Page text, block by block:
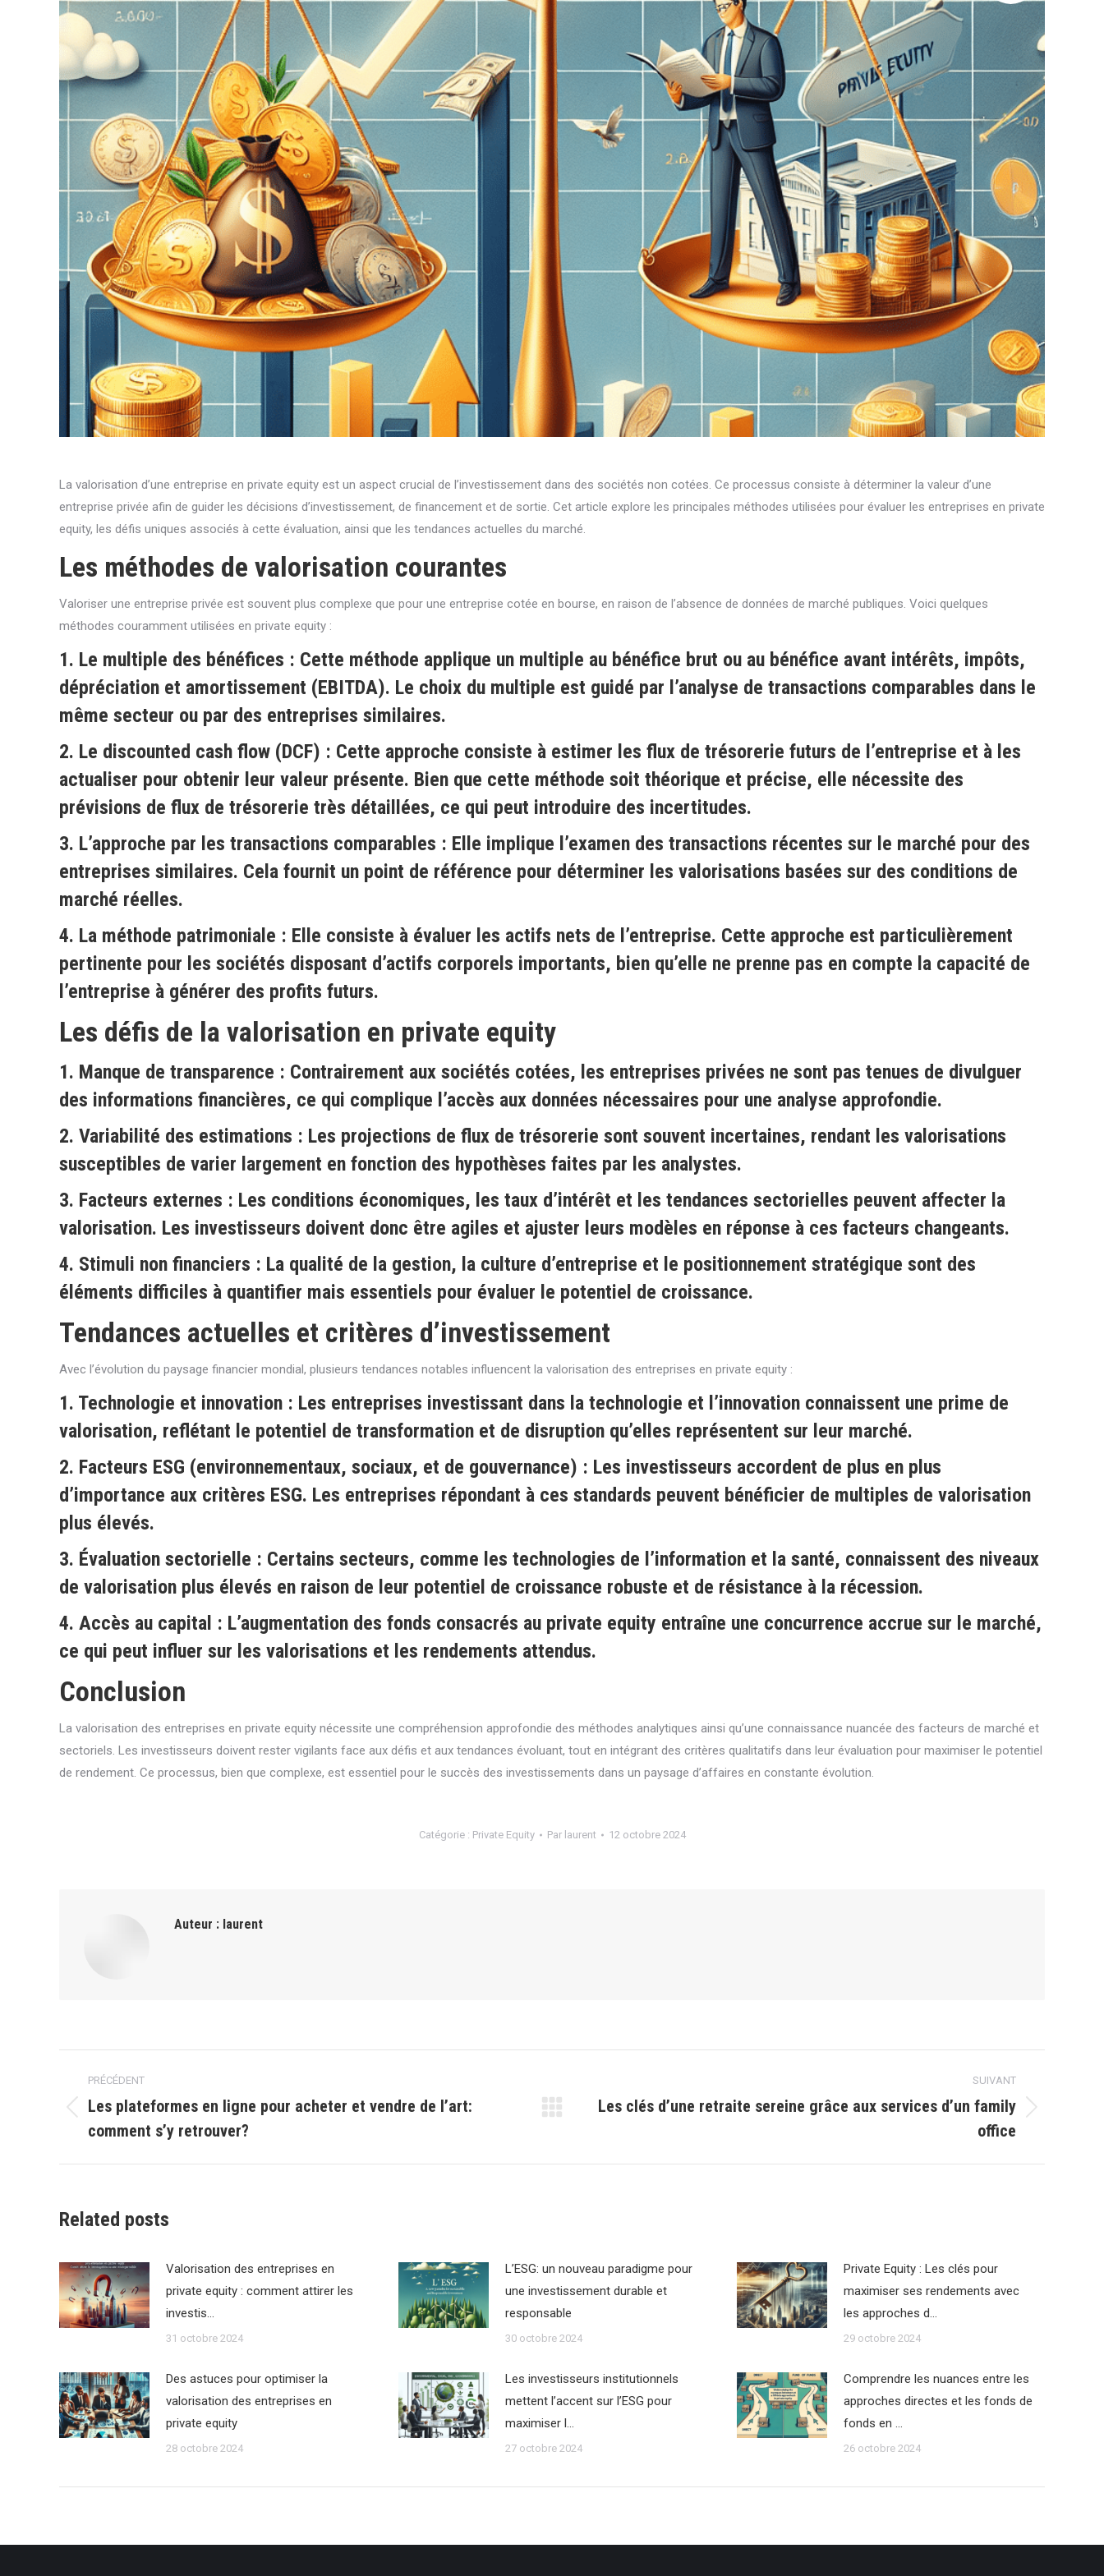
La valorisation d’une entreprise en private equity est un aspect crucial de l’investissement dans des sociétés non cotées. Ce processus consiste à déterminer la valeur d’une
entreprise privée afin de guider les décisions d’investissement, de financement et de sortie. Cet article explore les principales méthodes utilisées pour évaluer les entreprises en private
equity, les défis uniques associés à cette évaluation, ainsi que les tendances actuelles du marché.
Les méthodes de valorisation courantes
Valoriser une entreprise privée est souvent plus complexe que pour une entreprise cotée en bourse, en raison de l’absence de données de marché publiques. Voici quelques
méthodes couramment utilisées en private equity :
1. Le multiple des bénéfices : Cette méthode applique un multiple au bénéfice brut ou au bénéfice avant intérêts, impôts,
dépréciation et amortissement (EBITDA). Le choix du multiple est guidé par l’analyse de transactions comparables dans le
même secteur ou par des entreprises similaires.
2. Le discounted cash flow (DCF) : Cette approche consiste à estimer les flux de trésorerie futurs de l’entreprise et à les
actualiser pour obtenir leur valeur présente. Bien que cette méthode soit théorique et précise, elle nécessite des
prévisions de flux de trésorerie très détaillées, ce qui peut introduire des incertitudes.
3. L’approche par les transactions comparables : Elle implique l’examen des transactions récentes sur le marché pour des
entreprises similaires. Cela fournit un point de référence pour déterminer les valorisations basées sur des conditions de
marché réelles.
4. La méthode patrimoniale : Elle consiste à évaluer les actifs nets de l’entreprise. Cette approche est particulièrement
pertinente pour les sociétés disposant d’actifs corporels importants, bien qu’elle ne prenne pas en compte la capacité de
l’entreprise à générer des profits futurs.
Les défis de la valorisation en private equity
1. Manque de transparence : Contrairement aux sociétés cotées, les entreprises privées ne sont pas tenues de divulguer
des informations financières, ce qui complique l’accès aux données nécessaires pour une analyse approfondie.
2. Variabilité des estimations : Les projections de flux de trésorerie sont souvent incertaines, rendant les valorisations
susceptibles de varier largement en fonction des hypothèses faites par les analystes.
3. Facteurs externes : Les conditions économiques, les taux d’intérêt et les tendances sectorielles peuvent affecter la
valorisation. Les investisseurs doivent donc être agiles et ajuster leurs modèles en réponse à ces facteurs changeants.
4. Stimuli non financiers : La qualité de la gestion, la culture d’entreprise et le positionnement stratégique sont des
éléments difficiles à quantifier mais essentiels pour évaluer le potentiel de croissance.
Tendances actuelles et critères d’investissement
Avec l’évolution du paysage financier mondial, plusieurs tendances notables influencent la valorisation des entreprises en private equity :
1. Technologie et innovation : Les entreprises investissant dans la technologie et l’innovation connaissent une prime de
valorisation, reflétant le potentiel de transformation et de disruption qu’elles représentent sur leur marché.
2. Facteurs ESG (environnementaux, sociaux, et de gouvernance) : Les investisseurs accordent de plus en plus
d’importance aux critères ESG. Les entreprises répondant à ces standards peuvent bénéficier de multiples de valorisation
plus élevés.
3. Évaluation sectorielle : Certains secteurs, comme les technologies de l’information et la santé, connaissent des niveaux
de valorisation plus élevés en raison de leur potentiel de croissance robuste et de résistance à la récession.
4. Accès au capital : L’augmentation des fonds consacrés au private equity entraîne une concurrence accrue sur le marché,
ce qui peut influer sur les valorisations et les rendements attendus.
Conclusion
La valorisation des entreprises en private equity nécessite une compréhension approfondie des méthodes analytiques ainsi qu’une connaissance nuancée des facteurs de marché et
sectoriels. Les investisseurs doivent rester vigilants face aux défis et aux tendances évoluant, tout en intégrant des critères qualitatifs dans leur évaluation pour maximiser le potentiel
de rendement. Ce processus, bien que complexe, est essentiel pour le succès des investissements dans un paysage d’affaires en constante évolution.
Catégorie : Private Equity Par laurent 12 octobre 2024
Auteur : laurent
Navigation
article
PRÉCÉDENT
Article
précédent
:
Les plateformes en ligne pour acheter et vendre de l’art:
comment s’y retrouver?
SUIVANT
:
Les clés d’une retraite sereine grâce aux services d’un family
office
Related posts
Valorisation des entreprises en
private equity : comment attirer les
investis…
31 octobre 2024
L’ESG: un nouveau paradigme pour
une investissement durable et
responsable
30 octobre 2024
Private Equity : Les clés pour
maximiser ses rendements avec
les approches d…
29 octobre 2024
Des astuces pour optimiser la
valorisation des entreprises en
private equity
28 octobre 2024
Les investisseurs institutionnels
mettent l’accent sur l’ESG pour
maximiser l…
27 octobre 2024
Comprendre les nuances entre les
approches directes et les fonds de
fonds en …
26 octobre 2024